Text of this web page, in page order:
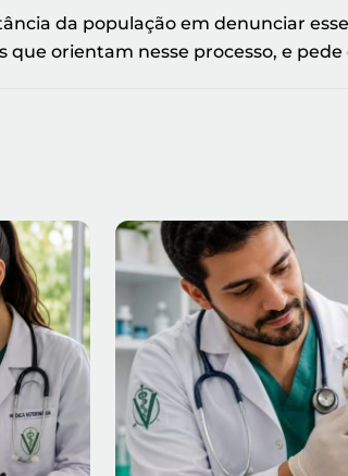
da população em denunciar
orientam nesse processo, e